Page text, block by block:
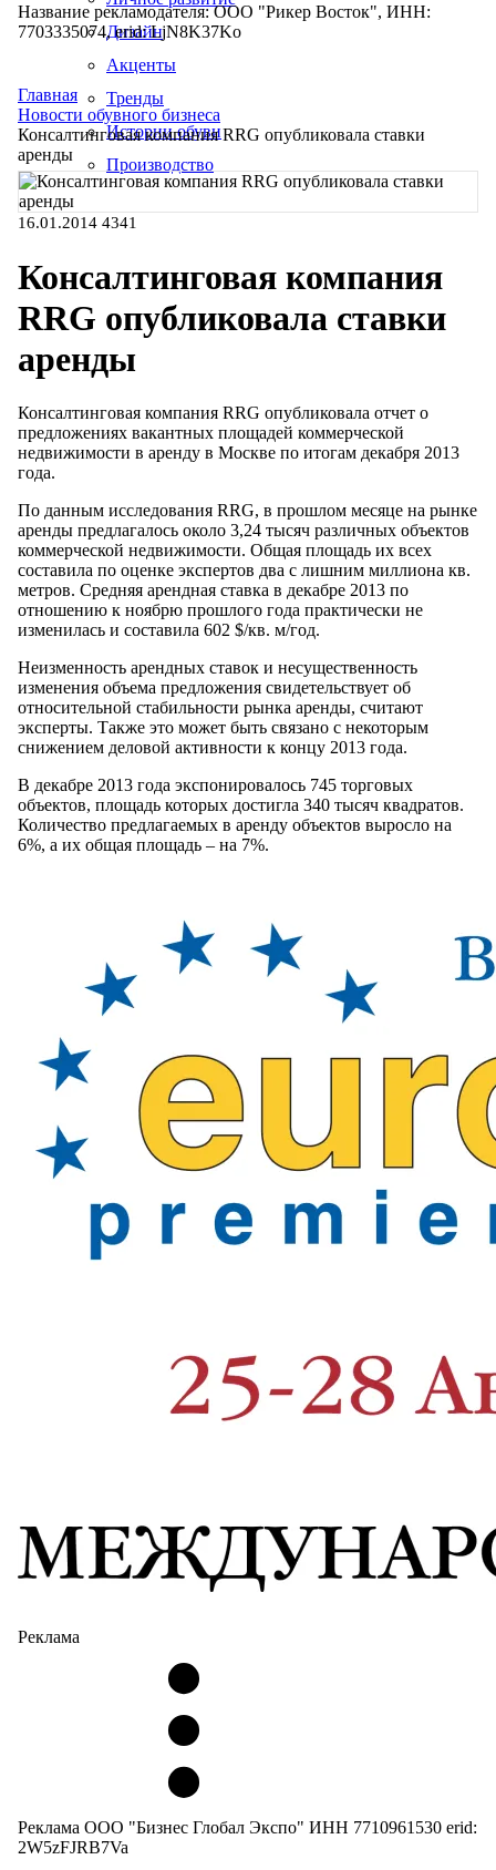
Дизайн
Акценты
Тренды
Истории обуви
Производство
Название рекламодателя: ООО "Рикер Восток", ИНН:
7703335074, erid: LjN8K37Ko
Главная
Новости обувного бизнеса
Консалтинговая компания RRG опубликовала ставки
аренды
16.01.2014 4341
Консалтинговая компания
RRG опубликовала ставки
аренды
Консалтинговая компания RRG опубликовала отчет о
предложениях вакантных площадей коммерческой
недвижимости в аренду в Москве по итогам декабря 2013
года.
По данным исследования RRG, в прошлом месяце на рынке
аренды предлагалось около 3,24 тысяч различных объектов
коммерческой недвижимости. Общая площадь их всех
составила по оценке экспертов два с лишним миллиона кв.
метров. Средняя арендная ставка в декабре 2013 по
отношению к ноябрю прошлого года практически не
изменилась и составила 602 $/кв. м/год.
Неизменность арендных ставок и несущественность
изменения объема предложения свидетельствует об
относительной стабильности рынка аренды, считают
эксперты. Также это может быть связано с некоторым
снижением деловой активности к концу 2013 года.
В декабре 2013 года экспонировалось 745 торговых
объектов, площадь которых достигла 340 тысяч квадратов.
Количество предлагаемых в аренду объектов выросло на
6%, а их общая площадь – на 7%.
Реклама
Реклама ООО "Бизнес Глобал Экспо" ИНН 7710961530 erid:
2W5zFJRB7Va